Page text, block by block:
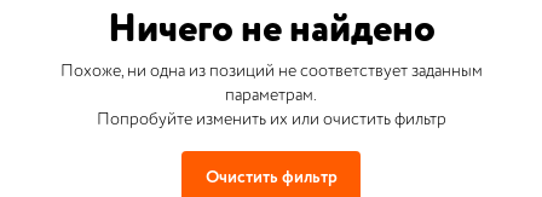
Ничего не найдено
Похоже, ни одна из позиций не соответствует заданным
параметрам.
Попробуйте изменить их или очистить фильтр
Очистить фильтр